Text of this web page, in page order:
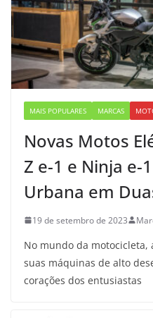
MAIS POPULARES MARCAS
Novas Motos
Z e-1 e Ninja e-
Urbana em
19 de setembro de 2023
No mundo da motocicleta,
suas máquinas de alto
corações dos entusiastas